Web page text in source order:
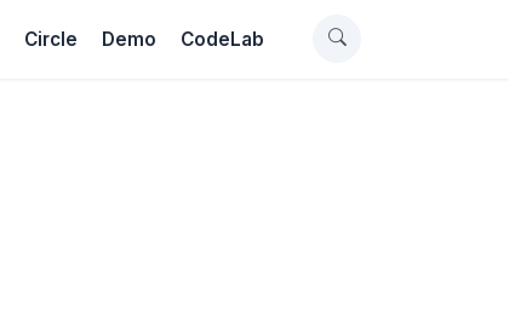
Circle Demo CodeLab